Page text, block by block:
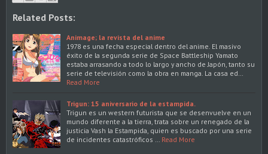
Related Posts:
Animage; la revista del anime
1978 es una fecha especial dentro del anime. El masivo
éxito de la segunda serie de Space Battleship Yamato
estaba arrasando a todo lo largo y ancho de Japón, tanto su
serie de televisión como la obra en manga. La casa ed…
Read More
Trigun: 15 aniversario de la estampida.
Trigun es un western futurista que se desenvuelve en un
mundo diferente a la tierra, trata sobre un renegado de la
justicia Vash la Estampida, quien es buscado por una serie
de incidentes catastróficos …
Read More